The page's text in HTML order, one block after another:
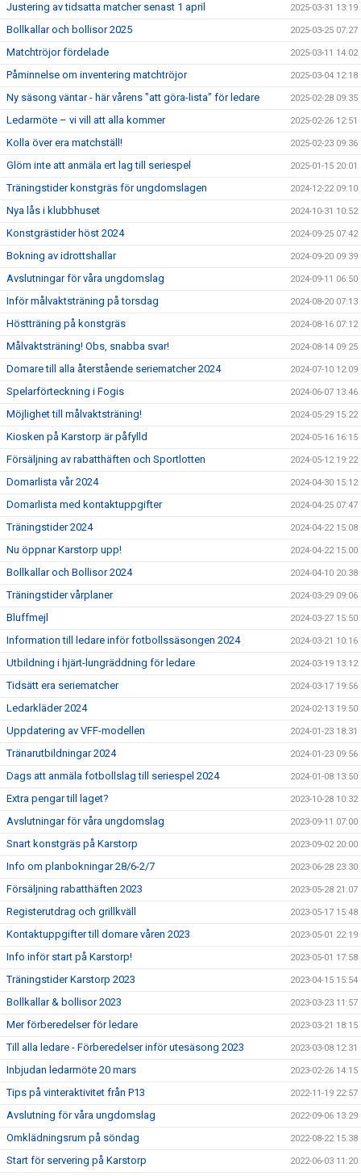
Justering av tidsatta matcher senast 1 april 2025-03-31 13:19
Bollkallar och bollisor 2025 2025-03-25 07:27
Matchtröjor fördelade 2025-03-11 14:02
Påminnelse om inventering matchtröjor 2025-03-04 12:18
Ny säsong väntar - här vårens "att göra-lista" för ledare 2025-02-28 09:35
Ledarmöte – vi vill att alla kommer 2025-02-26 12:51
Kolla över era matchställ! 2025-02-23 09:36
Glöm inte att anmäla ert lag till seriespel 2025-01-15 20:01
Träningstider konstgräs för ungdomslagen 2024-12-22 09:10
Nya lås i klubbhuset 2024-10-31 10:52
Konstgrästider höst 2024 2024-09-25 07:42
Bokning av idrottshallar 2024-09-20 09:39
Avslutningar för våra ungdomslag 2024-09-11 06:50
Inför målvaktsträning på torsdag 2024-08-20 07:13
Höstträning på konstgräs 2024-08-16 07:12
Målvaktsträning! Obs, snabba svar! 2024-08-14 09:25
Domare till alla återstående seriematcher 2024 2024-07-10 12:09
Spelarförteckning i Fogis 2024-06-07 13:46
Möjlighet till målvaktsträning! 2024-05-29 15:22
Kiosken på Karstorp är påfylld 2024-05-16 16:15
Försäljning av rabatthäften och Sportlotten 2024-05-12 19:22
Domarlista vår 2024 2024-04-30 15:12
Domarlista med kontaktuppgifter 2024-04-25 07:47
Träningstider 2024 2024-04-22 15:08
Nu öppnar Karstorp upp! 2024-04-22 15:00
Bollkallar och Bollisor 2024 2024-04-10 20:38
Träningstider vårplaner 2024-03-29 09:06
Bluffmejl 2024-03-27 15:50
Information till ledare inför fotbollssäsongen 2024 2024-03-21 10:16
Utbildning i hjärt-lungräddning för ledare 2024-03-19 13:12
Tidsätt era seriematcher 2024-03-17 19:56
Ledarkläder 2024 2024-02-13 19:50
Uppdatering av VFF-modellen 2024-01-23 18:31
Tränarutbildningar 2024 2024-01-23 09:56
Dags att anmäla fotbollslag till seriespel 2024 2024-01-08 13:50
Extra pengar till laget? 2023-10-28 10:32
Avslutningar för våra ungdomslag 2023-09-11 07:00
Snart konstgräs på Karstorp 2023-09-02 20:00
Info om planbokningar 28/6-2/7 2023-06-28 23:30
Försäljning rabatthäften 2023 2023-05-28 21:07
Registerutdrag och grillkväll 2023-05-17 15:48
Kontaktuppgifter till domare våren 2023 2023-05-01 22:19
Info inför start på Karstorp! 2023-05-01 17:58
Träningstider Karstorp 2023 2023-04-15 15:54
Bollkallar & bollisor 2023 2023-03-23 11:57
Mer förberedelser för ledare 2023-03-21 18:15
Till alla ledare - Förberedelser inför utesäsong 2023 2023-03-08 12:31
Inbjudan ledarmöte 20 mars 2023-02-26 14:15
Tips på vinteraktivitet från P13 2022-11-19 22:57
Avslutning för våra ungdomslag 2022-09-06 13:29
Omklädningsrum på söndag 2022-08-22 15:38
Start för servering på Karstorp 2022-06-03 11:20